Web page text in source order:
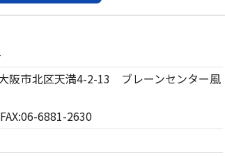
阪市北区天満4-2-13 ブレーンセンター風
6881-2630